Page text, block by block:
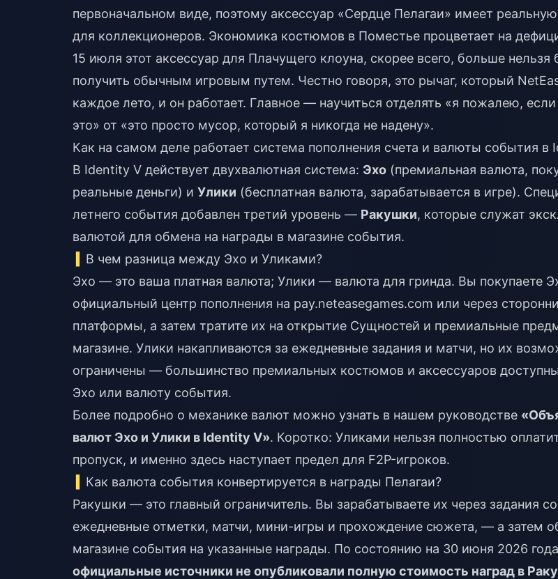
первоначальном виде, поэтому аксессуар «Сердце Пелагаи» имеет
для коллекционеров. Экономика костюмов в Поместье процветает на
15 июля этот аксессуар для Плачущего клоуна, скорее всего, больше нельзя
получить обычным игровым путем. Честно говоря, это рычаг, который
каждое лето, и он работает. Главное — научиться отделять «я пожалею,
это» от «это просто мусор, который я никогда не надену».
Как на самом деле работает система пополнения счета и валюты события в
В Identity V действует двухвалютная система: Эхо (премиальная валюта,
реальные деньги) и Улики (бесплатная валюта, зарабатывается в игре).
летнего события добавлен третий уровень — Ракушки, которые служат
валютой для обмена на награды в магазине события.
В чем разница между Эхо и Уликами?
Эхо — это ваша платная валюта; Улики — валюта для гринда. Вы покупаете
официальный центр пополнения на pay.neteasegames.com или через
платформы, а затем тратите их на открытие Сущностей и премиальные
магазине. Улики накапливаются за ежедневные задания и матчи, но их
ограничены — большинство премиальных костюмов и аксессуаров
Эхо или валюту события.
Более подробно о механике валют можно узнать в нашем руководстве
валют Эхо и Улики в Identity V». Коротко: Уликами нельзя полностью
пропуск, и именно здесь наступает предел для F2P-игроков.
Как валюта события конвертируется в награды Пелагаи?
Ракушки — это главный ограничитель. Вы зарабатываете их через задания
ежедневные отметки, матчи, мини-игры и прохождение сюжета, — а затем
магазине события на указанные награды. По состоянию на 30 июня 2026 года
официальные источники не опубликовали полную стоимость наград в